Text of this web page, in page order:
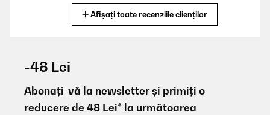
Petit bémol le diamètre est un peu juste pour un repas entre amis
compter pour 3/4 personnes.
Afișați toate recenziile clienților
-48 Lei
Abonați-vă la newsletter și primiți o
reducere de 48 Lei* la următoarea